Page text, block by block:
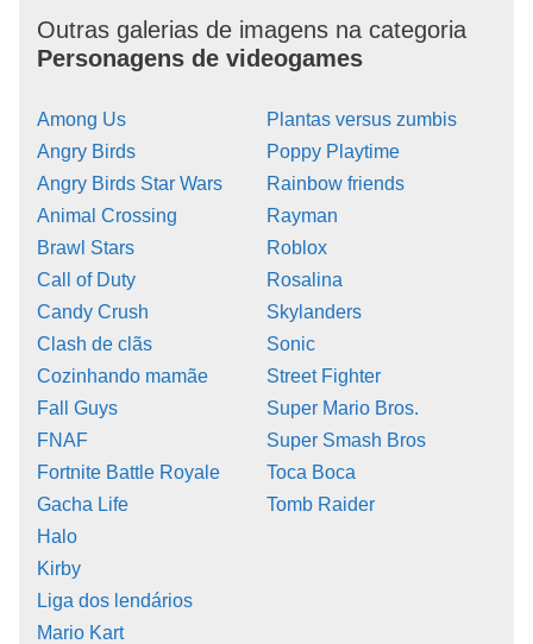
Outras galerias de imagens na categoria
Personagens de videogames
Among Us
Angry Birds
Angry Birds Star Wars
Animal Crossing
Brawl Stars
Call of Duty
Candy Crush
Clash de clãs
Cozinhando mamãe
Fall Guys
FNAF
Fortnite Battle Royale
Gacha Life
Halo
Kirby
Liga dos lendários
Mario Kart
Plantas versus zumbis
Poppy Playtime
Rainbow friends
Rayman
Roblox
Rosalina
Skylanders
Sonic
Street Fighter
Super Mario Bros.
Super Smash Bros
Toca Boca
Tomb Raider